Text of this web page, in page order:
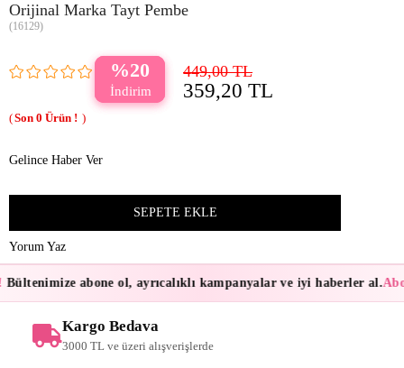
Orijinal Marka Tayt Pembe
(16129)
20 449,00 TL
359,20 TL
0
Gelince Haber Ver
Yorum Yaz
Bültenimize abone ol, ayrıcalıklı kampanyalar ve iyi haberler al.
Kargo Bedava
3000 TL ve üzeri alışverişlerde